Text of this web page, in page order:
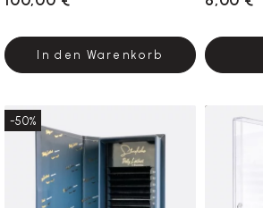
In den Warenkorb
-50%